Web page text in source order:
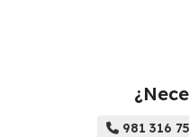
981 316